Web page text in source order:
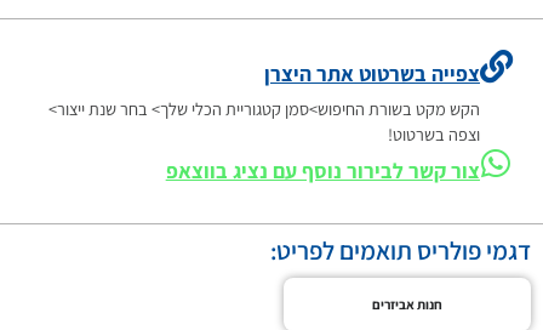
צפייה בשרטוט אתר היצרן
הקש מקט בשורת החיפוש>סמן קטגוריית הכלי שלך> בחר שנת ייצור>
וצפה בשרטוט!
צור קשר לבירור נוסף עם נציג בווצאפ
דגמי פולריס תואמים לפריט:
חנות אביזרים